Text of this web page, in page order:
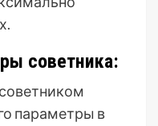
советника:
параметры в